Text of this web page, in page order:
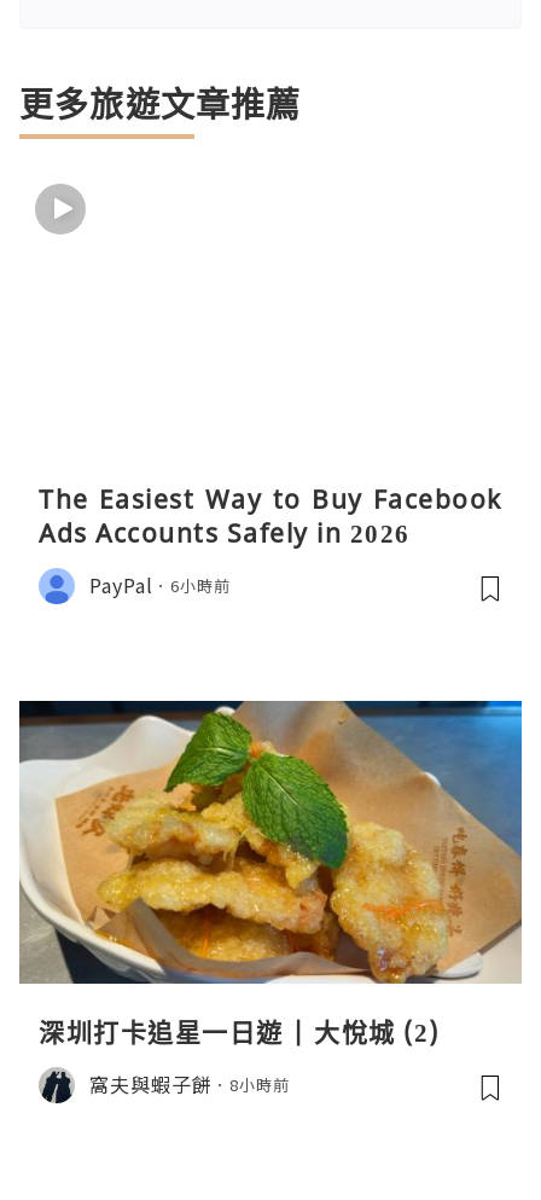
更多旅遊文章推薦
The Easiest Way to Buy Facebook
Ads Accounts Safely in 2026
PayPal 6小時前
深圳打卡追星一日遊 | 大悅城 (2)
窩夫與蝦子餅 8小時前